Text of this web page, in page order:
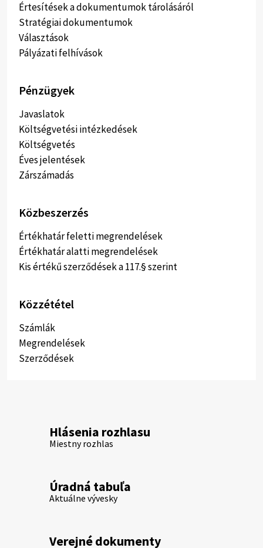
Értesítések a dokumentumok tárolásáról
Stratégiai dokumentumok
Választások
Pályázati felhívások
Pénzügyek
Javaslatok
Költségvetési intézkedések
Költségvetés
Éves jelentések
Zárszámadás
Közbeszerzés
Értékhatár feletti megrendelések
Értékhatár alatti megrendelések
Kis értékű szerződések a 117.§ szerint
Közzététel
Számlák
Megrendelések
Szerződések
Hlásenia rozhlasu
Miestny rozhlas
Úradná tabuľa
Aktuálne vývesky
Verejné dokumenty